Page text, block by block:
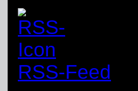
RSS-Feed